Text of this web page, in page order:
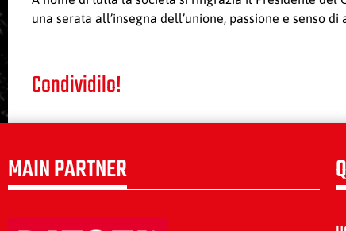
una serata all’insegna dell’unione, passione e senso
Condividilo!
MAIN PARTNER